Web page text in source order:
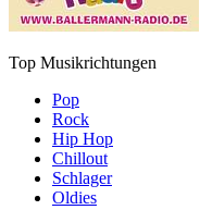
Top Musikrichtungen
Pop
Rock
Hip Hop
Chillout
Schlager
Oldies